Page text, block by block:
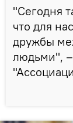
"Сегодня
что для
дружбы
людьми",